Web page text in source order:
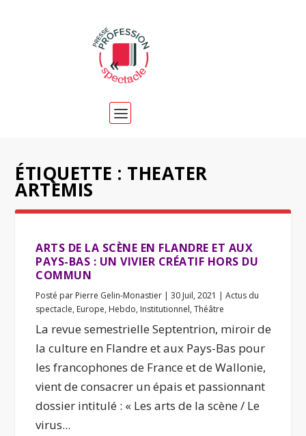
ÉTIQUETTE : THEATER
ARTEMIS
ARTS DE LA SCÈNE EN FLANDRE ET AUX
PAYS-BAS : UN VIVIER CRÉATIF HORS DU
COMMUN
Posté par Pierre Gelin-Monastier |30 Juil, 2021 |Actus du
spectacle, Europe, Hebdo, Institutionnel,Théâtre
La revue semestrielle Septentrion, miroir de
la culture en Flandre et aux Pays-Bas pour
les francophones de France et de Wallonie,
vient de consacrer un épais et passionnant
dossier intitulé : « Les arts de la scène / Le
virus...